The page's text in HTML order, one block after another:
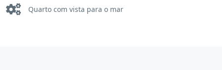
Toalhas
Quarto com vista para o mar